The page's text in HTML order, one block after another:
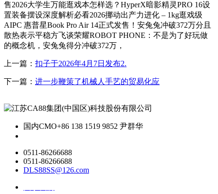
售2026大学生万能逛戏本怎样选？HyperX暗影精灵PRO 16设
置装备摆设深度解析必看2026挪动出产力进化 – 1kg逛戏级
AIPC 惠普星Book Pro Air 14正式发售！安兔兔冲破372万分且
散热表示平稳方飞谈荣耀ROBOT PHONE：不是为了好玩做
的概念机，安兔兔得分冲破372万，
上一篇： 扣子于2026年4月7日发布2.
下一篇： 进一步鞭策了机械人手艺的贸易化应
国内CMO+86 138 1519 9852 尹群华
0511-86266688
0511-86266688
DLS88SS@126.com